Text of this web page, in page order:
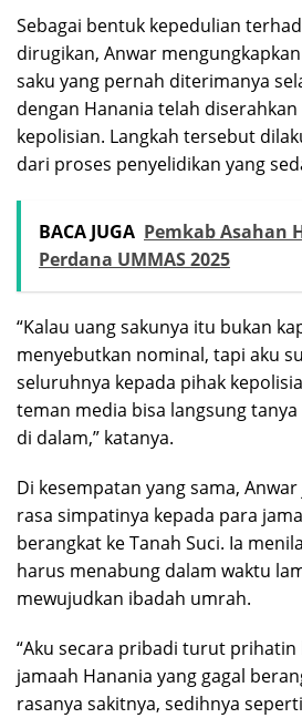
Sebagai bentuk kepedulian
dirugikan, Anwar
saku yang pernah diterimanya
dengan Hanania telah
kepolisian. Langkah tersebut
dari proses penyelidikan yang
BACA JUGA Pemkab Asahan
Perdana UMMAS 2025
“Kalau uang sakunya itu bukan
menyebutkan nominal, tapi aku
seluruhnya kepada pihak
teman media bisa langsung
di dalam,” katanya.
Di kesempatan yang sama,
rasa simpatinya kepada para
berangkat ke Tanah Suci. Ia
harus menabung dalam waktu
mewujudkan ibadah umrah.
“Aku secara pribadi turut prihatin
jamaah Hanania yang gagal
rasanya sakitnya, sedihnya